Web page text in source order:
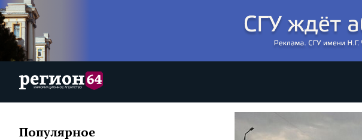
Популярное